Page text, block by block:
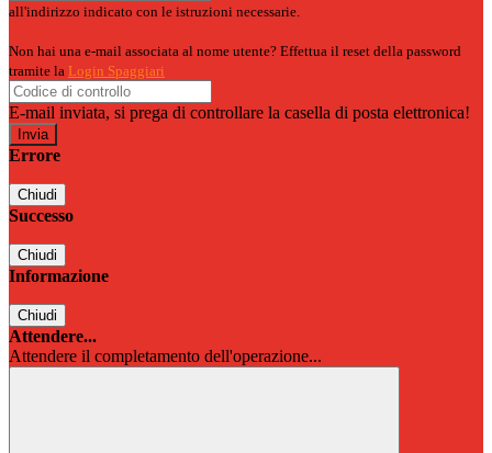
all'indirizzo indicato con le istruzioni necessarie.
Non hai una e-mail associata al nome utente? Effettua il reset della password
tramite la Login Spaggiari
E-mail inviata, si prega di controllare la casella di posta elettronica!
Errore
Chiudi
Successo
Chiudi
Informazione
Chiudi
Attendere...
Attendere il completamento dell'operazione...